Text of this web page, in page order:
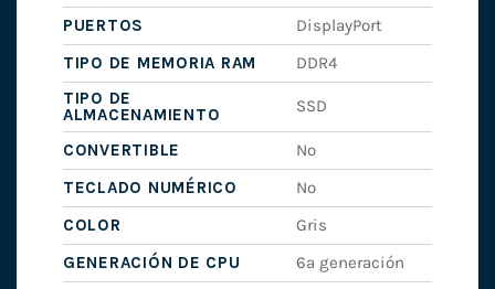
PUERTOS
DisplayPort
TIPO DE MEMORIA RAM
DDR4
TIPO DE
ALMACENAMIENTO
SSD
CONVERTIBLE
No
TECLADO NUMÉRICO
No
COLOR
Gris
GENERACIÓN DE CPU
6ª generación